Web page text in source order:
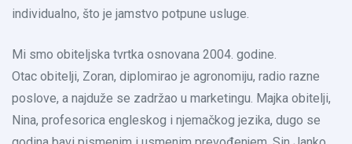
individualno, što je jamstvo potpune usluge.
Mi smo obiteljska tvrtka osnovana 2004. godine.
Otac obitelji, Zoran, diplomirao je agronomiju, radio razne
poslove, a najduže se zadržao u marketingu. Majka obitelji,
Nina, profesorica engleskog i njemačkog jezika, dugo se